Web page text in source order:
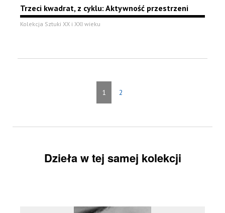
Trzeci kwadrat, z cyklu: Aktywność przestrzeni
Kolekcja Sztuki XX i XXI wieku
1 2
Dzieła w tej samej kolekcji